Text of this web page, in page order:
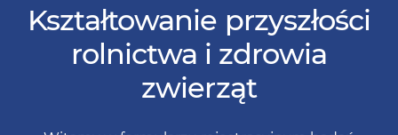
Kształtowanie przyszłości
rolnictwa i zdrowia
zwierząt